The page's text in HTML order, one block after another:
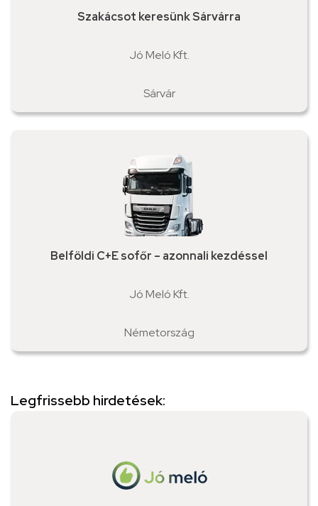
Szakácsot keresünk Sárvárra
Jó Meló Kft.
Sárvár
Belföldi C+E sofőr – azonnali kezdéssel
Jó Meló Kft.
Németország
Legfrissebb hirdetések: